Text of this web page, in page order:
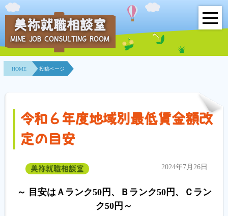
HOME
事業所紹介
相談室とは？
地域連携事業
美祢就職相談室
MINE JOB CONSULTING ROOM
HOME 投稿ページ
令和６年度地域別最低賃金額改
定の目安
美祢就職相談室 2024年7月26日
～ 目安はＡランク50円、Ｂランク50円、Ｃラン
ク50円～